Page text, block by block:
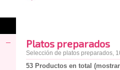
Platos preparados
Selección de platos preparados,
53 Productos en total